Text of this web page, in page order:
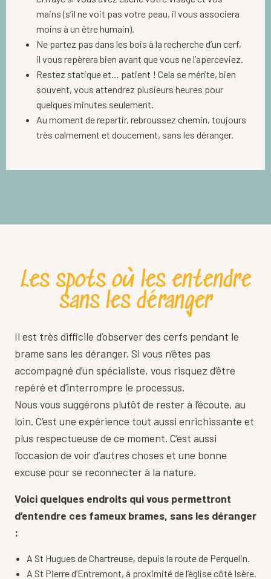
mains (s’il ne voit pas votre peau, il vous associera
moins à un être humain).
Ne partez pas dans les bois à la recherche d’un cerf,
il vous repèrera bien avant que vous ne l’aperceviez.
Restez statique et… patient ! Cela se mérite, bien
souvent, vous attendrez plusieurs heures pour
quelques minutes seulement.
Au moment de repartir, rebroussez chemin, toujours
très calmement et doucement, sans les déranger.
Les spots où les entendre
sans les déranger
Il est très difficile d’observer des cerfs pendant le
brame sans les déranger. Si vous n’êtes pas
accompagné d’un spécialiste, vous risquez d’être
repéré et d’interrompre le processus.
Nous vous suggérons plutôt de rester à l’écoute, au
loin. C’est une expérience tout aussi enrichissante et
plus respectueuse de ce moment. C’est aussi
l’occasion de voir d’autres choses et une bonne
excuse pour se reconnecter à la nature.
Voici quelques endroits qui vous permettront
d’entendre ces fameux brames, sans les déranger
:
A St Hugues de Chartreuse, depuis la route de Perquelin.
A St Pierre d’Entremont, à proximité de l’église côté Isère.